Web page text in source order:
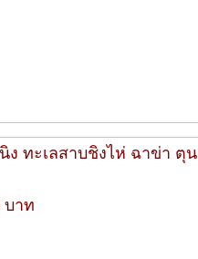
ง ทะเลสาบชิงไห่ ฉาข่า ตุน
บาท